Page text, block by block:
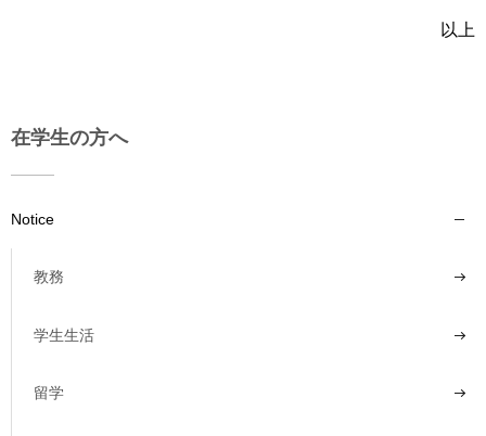
以上
在学生の方へ
Notice
教務
学生生活
留学